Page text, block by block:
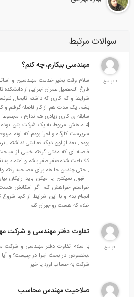
سوالات مرتبط
79پاسخ
مهندسی بیکارم، چه کنم؟
شرایط و کم کاری که داشتم تابحال
بشم، یک مدت هم از کار فاصله گرفتم و
سابقه ی کاری زیادی هم ندارم ،
سرپرست کارگاه و اجرا بودم که اونم
بوده . بعد از اون دیگه فعالیتی
فاصله ای که مدتی گرفتم خیلی از
کلا باعث شده صفر صفر باشم و اعتماد به
. حتی چندین جا هم برای مصاحبه رفتم ولی
.. قبول نمیکنن یا میگن باید رایگان
خواستم خواهش کنم اگر امکانش هست
انجام بدم و با این شرایط از کجا شروع
خلاء که هست رو جبران کنم.
تفاوت دفتر مهندسی و شرکت
با سلام تفاوت دفتر مهندسی و
،بخصوص در بحث اجرا در چیست؟ و آیا
شرکت به حساب اورد یا خیر
صلاحیت مهندس محاسب